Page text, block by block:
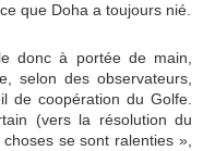
que Doha a toujours nié.
donc à portée de main,
selon des observateurs,
de coopération du Golfe.
(vers la résolution du
se sont ralenties »,